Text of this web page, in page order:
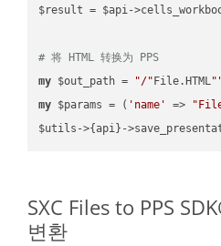
$result = $api-
# 将 HTML 转换为 PPS
my $out_path = "/" File.HTML
my $params = ( 'name' =>
SXC Files to PPS
변환